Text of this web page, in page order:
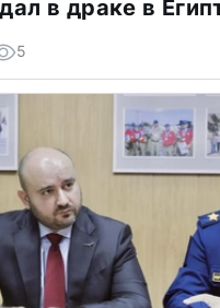
в драке в
5